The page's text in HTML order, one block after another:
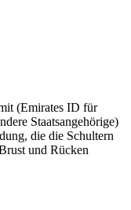
(Emirates ID für
Staatsangehörige)
die die Schultern
und Rücken